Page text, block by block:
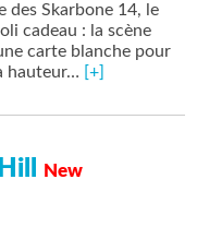
des Skarbone 14, le
cadeau : la scène
carte blanche pour
hauteur… [+]
New